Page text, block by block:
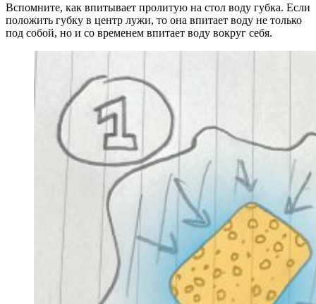
Вспомните, как впитывает пролитую на стол воду губка. Если
положить губку в центр лужи, то она впитает воду не только
под собой, но и со временем впитает воду вокруг себя.